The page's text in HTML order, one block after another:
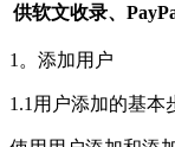
供软文收录、
1。添加用户
1.1用户添加的基本